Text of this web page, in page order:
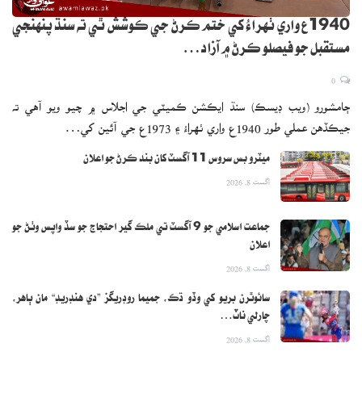
1940ع واري ٺهراءُ کي ختم ڪرڻ جي ڪوشش ٿي ته سنڌ پنهنجي
مستقبل جو فيصلو ڪرڻ ۾ آزاد…
ڄامشورو (ويب ڊيسڪ) سنڌ ايڪشن ڪميٽي جي اجلاس ۾ چيو ويو آهي ته
جيڪڏهن عملي طور 1940ع واري ٺهراءُ ۽ 1973ع جي آئين کي…
ميٽرو بس سروس 11 آگسٽ کان بند ڪرڻ جو اعلان
اگست 8, 2026
جماعت اسلامي جو 9 آگسٽ تي ملڪ گير احتجاج جو سڏ واپس وٺڻ جو
اعلان
اگست 8, 2026
سائوٿرن بريو کي وڏو ڌڪ، جميما روڊريگز ”دي هنڊريڊ“ مان ٻاهر،
چارلي ناٽ…
اگست 8, 2026